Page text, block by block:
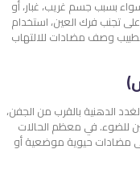
بسبب جسم غريب، غبار، أو
تجنب فرك العين، استخدام
وصف مضادات للالتهاب
الدهنية بالقرب من الجفن،
للضوء. في معظم الحالات
إلى مضادات حيوية موضعية أو